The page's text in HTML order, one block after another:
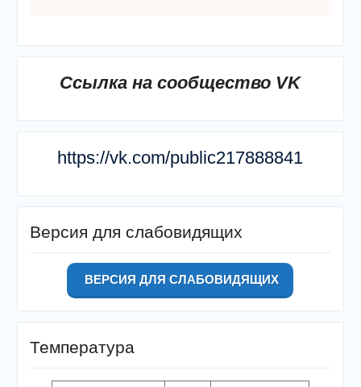
Ссылка на сообщество VK
https://vk.com/public217888841
Версия для слабовидящих
ВЕРСИЯ ДЛЯ СЛАБОВИДЯЩИХ
Температура